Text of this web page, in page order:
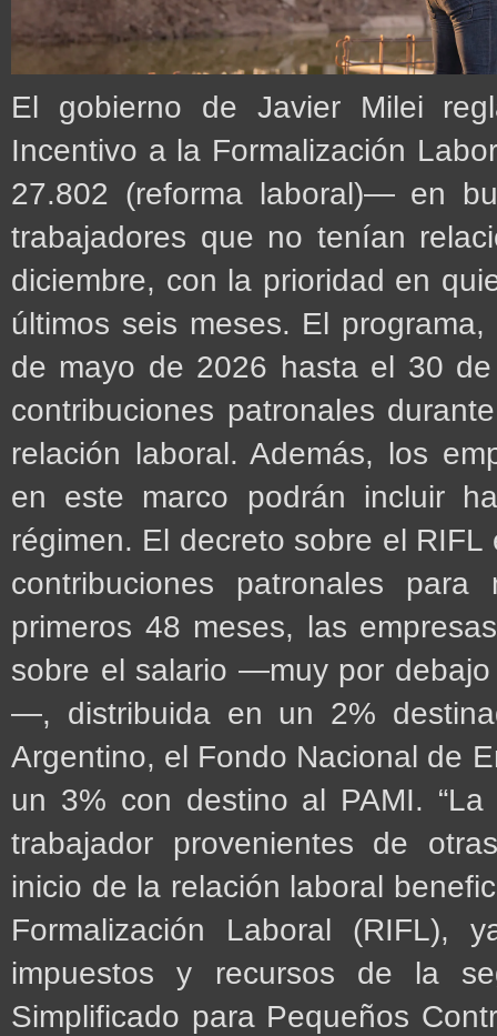
El gobierno de Javier Milei
Incentivo a la Formalización
27.802 (reforma laboral)— en
trabajadores que no tenían
diciembre, con la prioridad en
últimos seis meses. El
de mayo de 2026 hasta el 30
contribuciones patronales
relación laboral. Además, los
en este marco podrán incluir
régimen. El decreto sobre el
contribuciones patronales
primeros 48 meses, las
sobre el salario —muy por
—, distribuida en un 2%
Argentino, el Fondo Nacional de
un 3% con destino al PAMI.
trabajador provenientes de
inicio de la relación laboral
Formalización Laboral
impuestos y recursos de la
Simplificado para Pequeños